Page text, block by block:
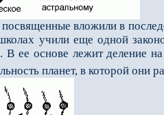
вложили в
учили еще одной
ее основе лежит деление
планет, в которой